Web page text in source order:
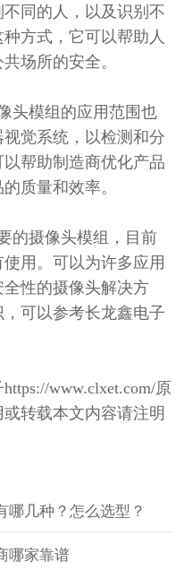
同的人，以及识别不
方式，它可以帮助人
场所的安全。
头模组的应用范围也
觉系统，以检测和分
帮助制造商优化产品
质量和效率。
的摄像头模组，目前
用。可以为许多应用
性的摄像头解决方
可以参考长龙鑫电子
https://www.clxet.com/原
转载本文内容请注明
哪几种？怎么选型？
哪家靠谱